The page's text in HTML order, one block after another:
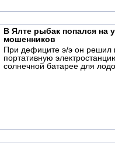
В Ялте рыбак попался на
мошенников
При дефиците э/э он решил
портативную
солнечной батарее для